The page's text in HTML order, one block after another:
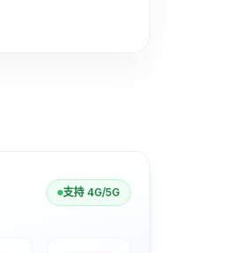
支持 4G/5G